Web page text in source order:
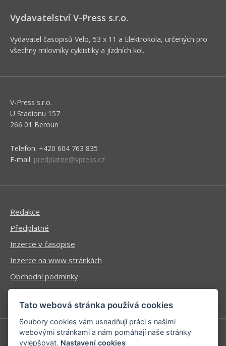
Vydavatelství V-Press s.r.o.
Vydavatel časopisů Velo, 53 x 11 a Elektrokola, určených pro
všechny milovníky cyklistiky a jízdních kol.
V-Press s.r.o.
U Stadionu 157
266 01 Beroun
Telefon: +420 604 763 835
E-mail: predplatne@vpress.cz
Redakce
Předplatné
Inzerce v časopise
Inzerce na www stránkách
Obchodní podmínky
Ochrana osobních údajů
Tato webová stránka používá cookies
Soubory cookies vám usnadňují práci s našimi
webovými stránkami a nám pomáhají naše stránky
vylepšovat. Nastavení cookies